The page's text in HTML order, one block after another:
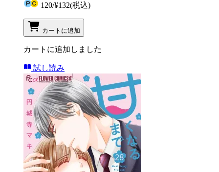
120/¥132(税込)
カートに追加
カートに追加しました
試し読み